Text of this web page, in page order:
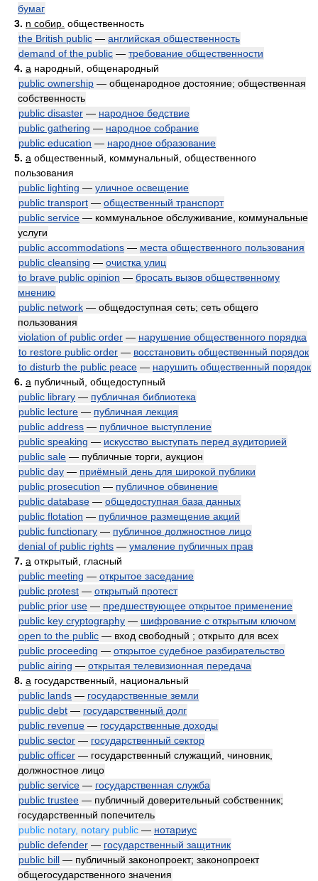
бумаг
3. n собир. общественность
the British public — английская общественность
demand of the public — требование общественности
4. a народный, общенародный
public ownership — общенародное достояние; общественная
собственность
public disaster — народное бедствие
public gathering — народное собрание
public education — народное образование
5. a общественный, коммунальный, общественного
пользования
public lighting — уличное освещение
public transport — общественный транспорт
public service — коммунальное обслуживание, коммунальные
услуги
public accommodations — места общественного пользования
public cleansing — очистка улиц
to brave public opinion — бросать вызов общественному
мнению
public network — общедоступная сеть; сеть общего
пользования
violation of public order — нарушение общественного порядка
to restore public order — восстановить общественный порядок
to disturb the public peace — нарушить общественный порядок
6. a публичный, общедоступный
public library — публичная библиотека
public lecture — публичная лекция
public address — публичное выступление
public speaking — искусство выступать перед аудиторией
public sale — публичные торги, аукцион
public day — приёмный день для широкой публики
public prosecution — публичное обвинение
public database — общедоступная база данных
public flotation — публичное размещение акций
public functionary — публичное должностное лицо
denial of public rights — умаление публичных прав
7. a открытый, гласный
public meeting — открытое заседание
public protest — открытый протест
public prior use — предшествующее открытое применение
public key cryptography — шифрование с открытым ключом
open to the public — вход свободный ; открыто для всех
public proceeding — открытое судебное разбирательство
public airing — открытая телевизионная передача
8. a государственный, национальный
public lands — государственные земли
public debt — государственный долг
public revenue — государственные доходы
public sector — государственный сектор
public officer — государственный служащий, чиновник,
должностное лицо
public service — государственная служба
public trustee — публичный доверительный собственник;
государственный попечитель
public notary, notary public — нотариус
public defender — государственный защитник
public bill — публичный законопроект; законопроект
общегосударственного значения